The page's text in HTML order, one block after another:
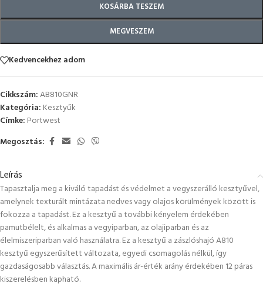
KOSÁRBA TESZEM
MEGVESZEM
Kedvencekhez adom
Cikkszám:AB810GNR
Kategória: Kesztyűk
Címke: Portwest
Megosztás:
Leírás
Tapasztalja meg a kiváló tapadást és védelmet a vegyszerálló kesztyűvel,
amelynek texturált mintázata nedves vagy olajos körülmények között is
fokozza a tapadást. Ez a kesztyű a további kényelem érdekében
pamutbélelt, és alkalmas a vegyiparban, az olajiparban és az
élelmiszeriparban való használatra. Ez a kesztyű a zászlóshajó A810
kesztyű egyszerűsített változata, egyedi csomagolás nélkül, így
gazdaságosabb választás. A maximális ár-érték arány érdekében 12 páras
kiszerelésben kapható.